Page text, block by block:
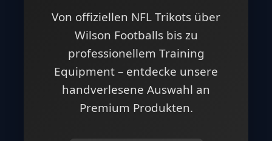
Von offiziellen NFL Trikots über
Wilson Footballs bis zu
professionellem Training
Equipment – entdecke unsere
handverlesene Auswahl an
Premium Produkten.